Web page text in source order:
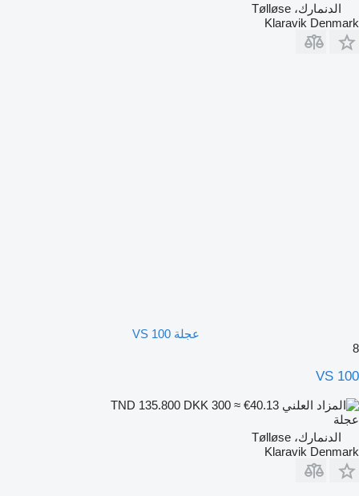
الدنمارك، Tølløse
Klaravik Denmark
عجلة VS 100
8
VS 100
DKK 300 ≈ €40.13
عجلة
الدنمارك، Tølløse
Klaravik Denmark